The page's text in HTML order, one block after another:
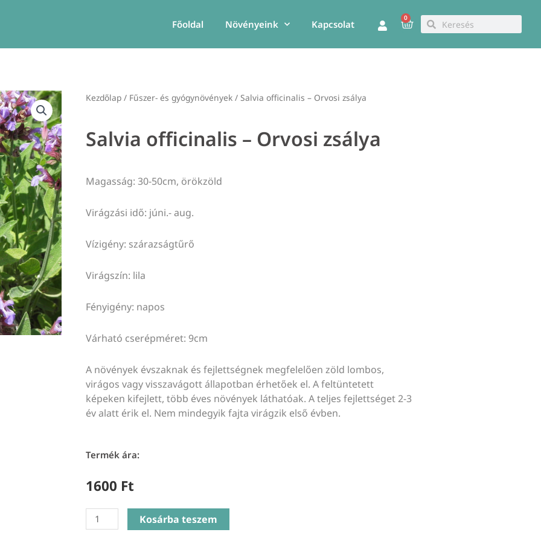
Főoldal Növényeink Kapcsolat
0
KosárKeresésKeresés
Kezdőlap / Fűszer- és gyógynövények / Salvia officinalis – Orvosi zsálya
Salvia officinalis – Orvosi zsálya
Magasság: 30-50cm, örökzöld
Virágzási idő: júni.- aug.
Vízigény: szárazságtűrő
Virágszín: lila
Fényigény: napos
Várható cserépméret: 9cm
A növények évszaknak és fejlettségnek megfelelően zöld lombos,
virágos vagy visszavágott állapotban érhetőek el. A feltüntetett
képeken kifejlett, több éves növények láthatóak. A teljes fejlettséget 2-3
év alatt érik el. Nem mindegyik fajta virágzik első évben.
Termék ára:
1600 Ft
Salvia
officinalis
Kosárba teszem